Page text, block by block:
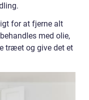
for at fjerne alt
med olie,
træet og give det et